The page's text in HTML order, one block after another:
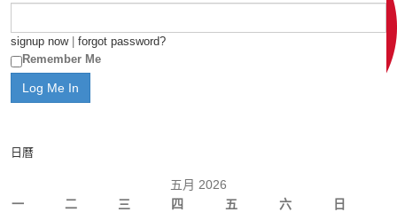
signup now| forgot password?
Remember Me
日曆
五月 2026
一
二 三 四 五 六 日